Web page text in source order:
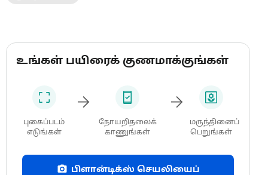
உங்கள் பயிரைக் குணமாக்குங்கள்
புகைப்படம்
எடுங்கள்
நோயறிதலைக்
காணுங்கள்
மருந்தினைப்
பெறுங்கள்
பிளான்டிக்ஸ் செயலியைப்